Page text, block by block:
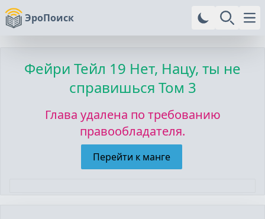
ЭроПоиск
Фейри Тейл 19 Нет, Нацу, ты не
справишься Том 3
Глава удалена по требованию
правообладателя.
Перейти к манге